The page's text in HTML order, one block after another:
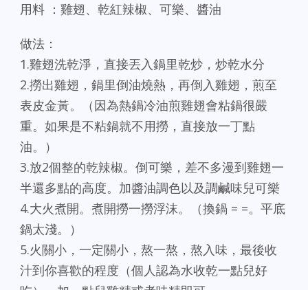
用料 ：雞翅、乾紅辣椒、可樂、醬油
做法：
1.雞翅洗乾淨，直接丟入鍋里乾炒，炒乾水分
2.撈出雞翅，鍋里倒油燒熱，再倒入雞翅，煎至
表皮金黃。（因為熱鍋冷油煎雞翅會粘鍋很嚴
重。如果是不粘鍋就不用撈，直接放一丁點
油。）
3.放2個整的乾辣椒。倒可樂，差不多漫到雞翅一
半還多點的高度。加醬油調色以及調鹹味兒可樂
4.大火煮開。煮開撈一撈浮沫。（換鍋 = =。平底
鍋太淺。）
5.火關小，一定關小，熬一熬，熬入味，最後收
汁到你喜歡的程度（個人認為水收乾一點兒好